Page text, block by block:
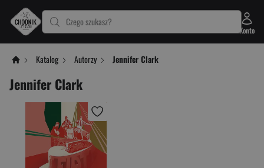
Czego szukasz?
Konto
Katalog Autorzy Jennifer Clark
Jennifer Clark